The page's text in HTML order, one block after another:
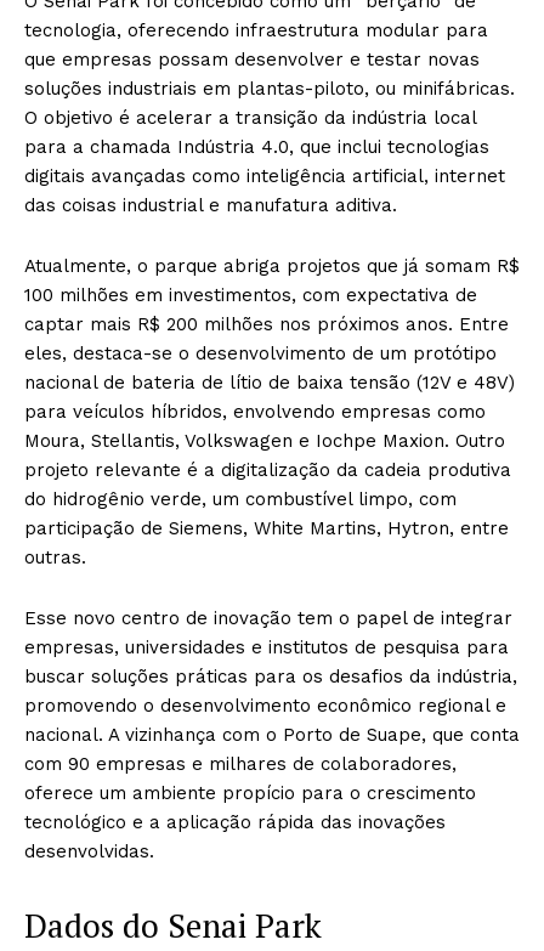
tecnologia, oferecendo infraestrutura modular para
que empresas possam desenvolver e testar novas
soluções industriais em plantas-piloto, ou minifábricas.
O objetivo é acelerar a transição da indústria local
para a chamada Indústria 4.0, que inclui tecnologias
digitais avançadas como inteligência artificial, internet
das coisas industrial e manufatura aditiva.
Atualmente, o parque abriga projetos que já somam R$
100 milhões em investimentos, com expectativa de
captar mais R$ 200 milhões nos próximos anos. Entre
eles, destaca-se o desenvolvimento de um protótipo
nacional de bateria de lítio de baixa tensão (12V e 48V)
para veículos híbridos, envolvendo empresas como
Moura, Stellantis, Volkswagen e Iochpe Maxion. Outro
projeto relevante é a digitalização da cadeia produtiva
do hidrogênio verde, um combustível limpo, com
participação de Siemens, White Martins, Hytron, entre
outras.
Esse novo centro de inovação tem o papel de integrar
empresas, universidades e institutos de pesquisa para
buscar soluções práticas para os desafios da indústria,
promovendo o desenvolvimento econômico regional e
nacional. A vizinhança com o Porto de Suape, que conta
com 90 empresas e milhares de colaboradores,
oferece um ambiente propício para o crescimento
tecnológico e a aplicação rápida das inovações
desenvolvidas.
Dados do Senai Park